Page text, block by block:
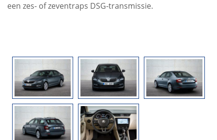
een zes- of zeventraps DSG-transmissie.